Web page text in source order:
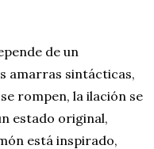
de un
amarras sintácticas,
rompen, la ilación se
estado original,
está inspirado,